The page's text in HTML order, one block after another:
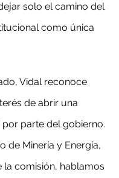
solo el camino del
como única
Vidal reconoce
de abrir una
por parte del gobierno.
de Minería y Energía,
la comisión, hablamos